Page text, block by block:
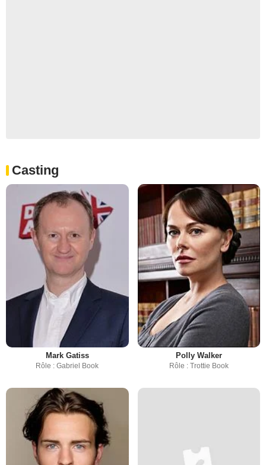
Casting
Mark Gatiss
Rôle : Gabriel Book
Polly Walker
Rôle : Trottie Book